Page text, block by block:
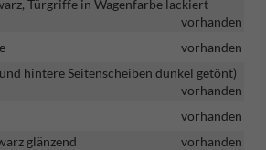
Türgriffe in Wagenfarbe lackiert
vorhanden
vorhanden
hintere Seitenscheiben dunkel getönt)
vorhanden
vorhanden
glänzend
vorhanden